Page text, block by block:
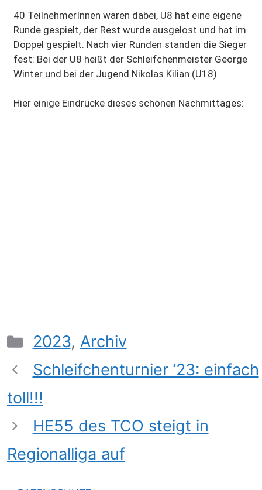
40 TeilnehmerInnen waren dabei, U8 hat eine eigene
Runde gespielt, der Rest wurde ausgelost und hat im
Doppel gespielt. Nach vier Runden standen die Sieger
fest: Bei der U8 heißt der Schleifchenmeister George
Winter und bei der Jugend Nikolas Kilian (U18).
Hier einige Eindrücke dieses schönen Nachmittages:
2023, Archiv
Schleifchenturnier ’23: einfach
toll!!!
HE55 des TCO steigt in
Regionalliga auf